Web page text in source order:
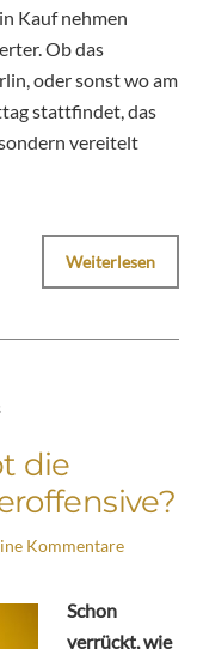
Kauf nehmen
Ob das
oder sonst wo am
stattfindet, das
vereitelt
Weiterlesen
die
Kommentare
Schon
verrückt, wie